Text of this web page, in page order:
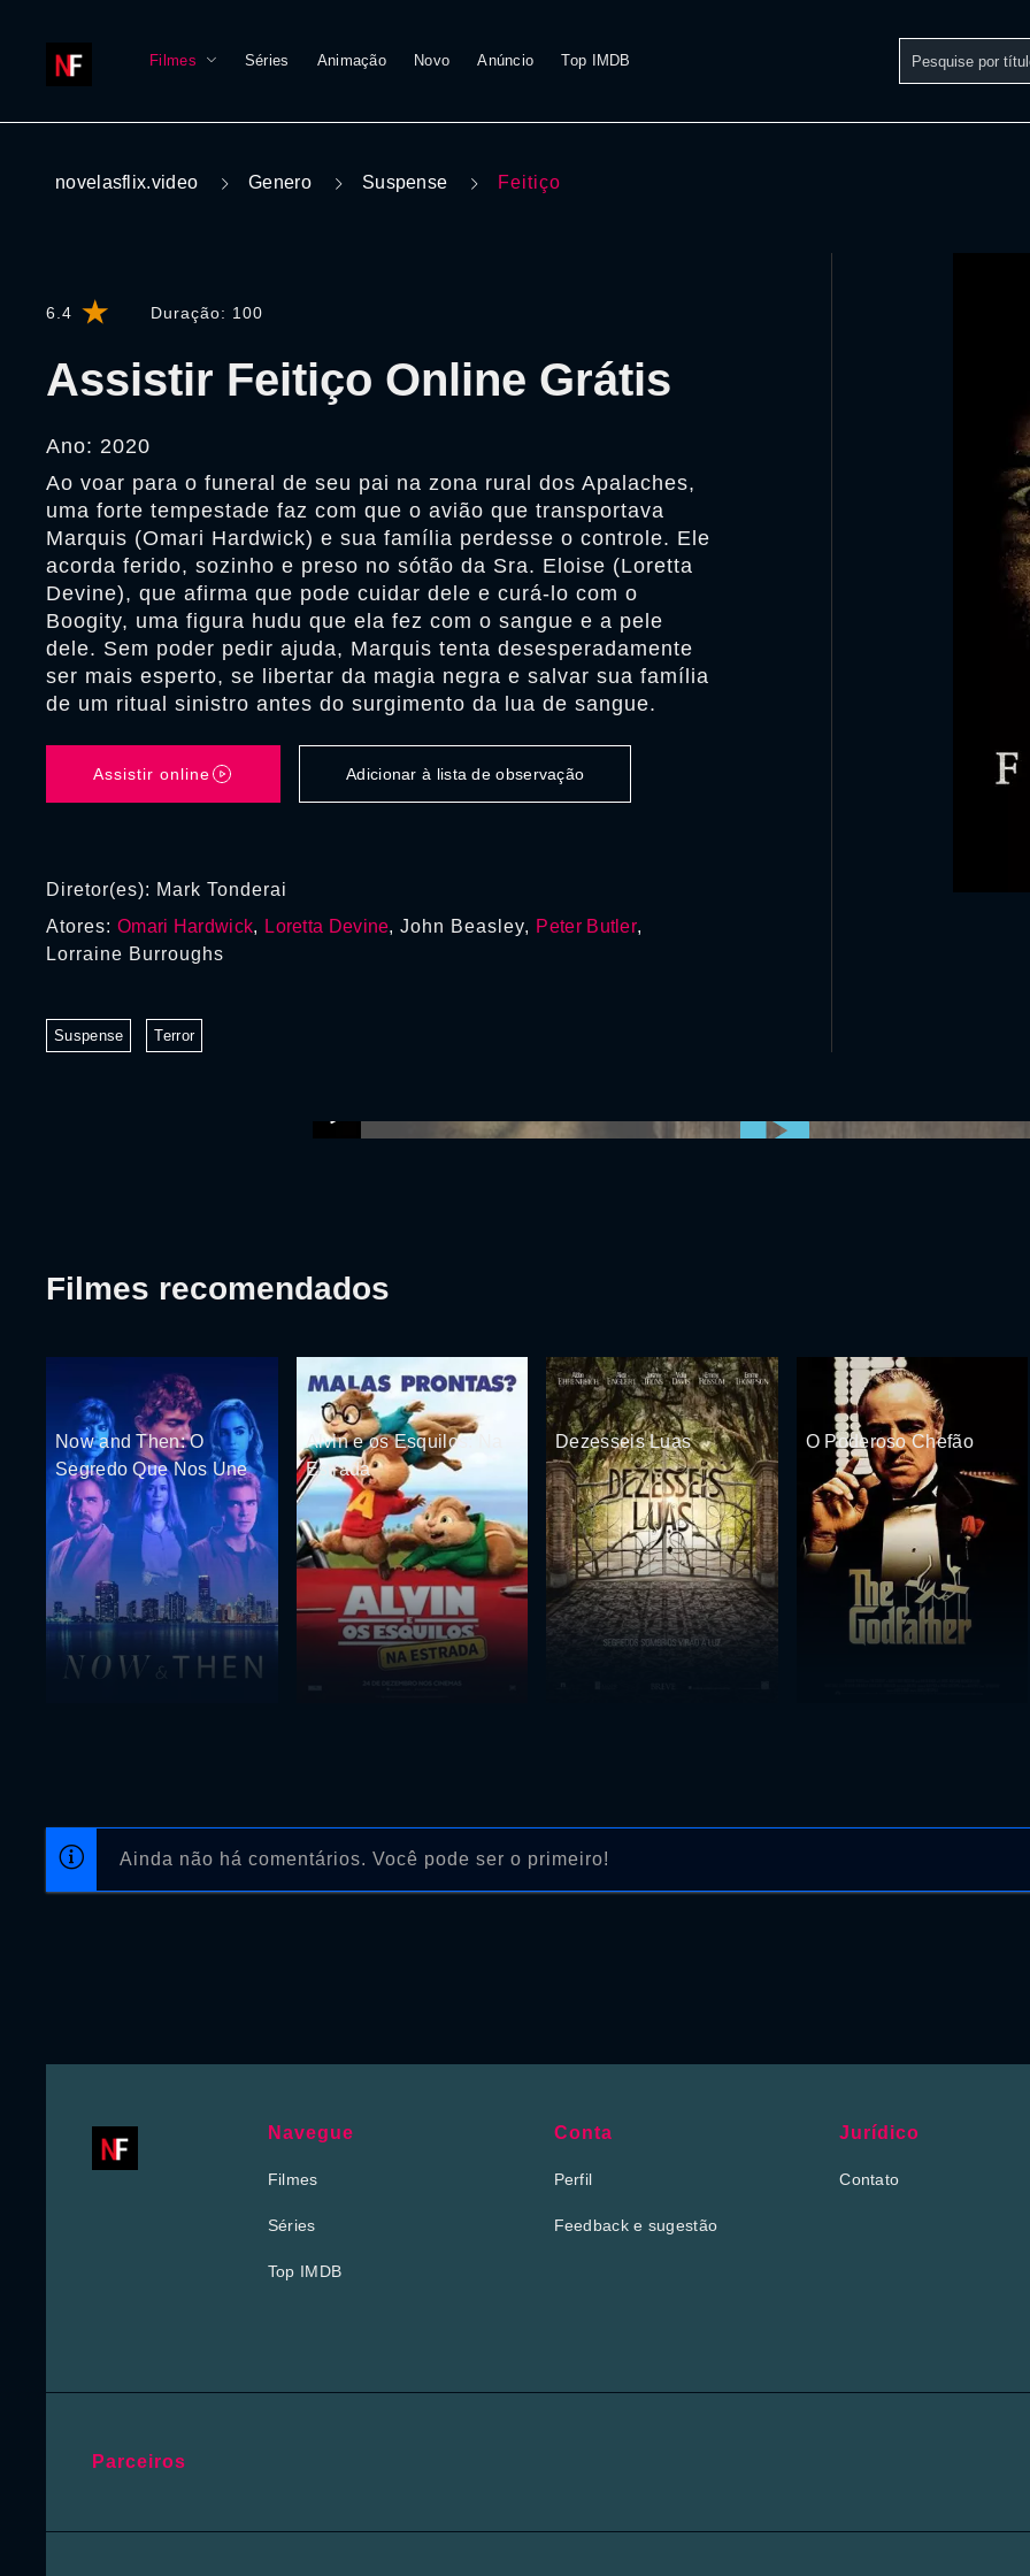
Filmes Séries Animação Novo Anúncio Top IMDB
novelasflix.video Genero Suspense Feitiço
6.4 Duração: 100
Assistir Feitiço Online Grátis
Ano: 2020
Ao voar para o funeral de seu pai na zona rural dos Apalaches,
uma forte tempestade faz com que o avião que transportava
Marquis (Omari Hardwick) e sua família perdesse o controle. Ele
acorda ferido, sozinho e preso no sótão da Sra. Eloise (Loretta
Devine), que afirma que pode cuidar dele e curá-lo com o
Boogity, uma figura hudu que ela fez com o sangue e a pele
dele. Sem poder pedir ajuda, Marquis tenta desesperadamente
ser mais esperto, se libertar da magia negra e salvar sua família
de um ritual sinistro antes do surgimento da lua de sangue.
Assistir online Adicionar à lista de observação
Diretor(es): Mark Tonderai
Atores: Omari Hardwick, Loretta Devine, John Beasley, Peter Butler,
Lorraine Burroughs
Suspense Terror
Ainda não há comentários. Você pode ser o primeiro!
Filmes recomendados
Now and Then: O
Segredo Que Nos Une
Alvin e os Esquilos: Na
Estrada
Dezesseis Luas O Poderoso Chefão
Navegue
Filmes
Séries
Top IMDB
Conta
Perfil
Feedback e sugestão
Jurídico
Contato
Parceiros